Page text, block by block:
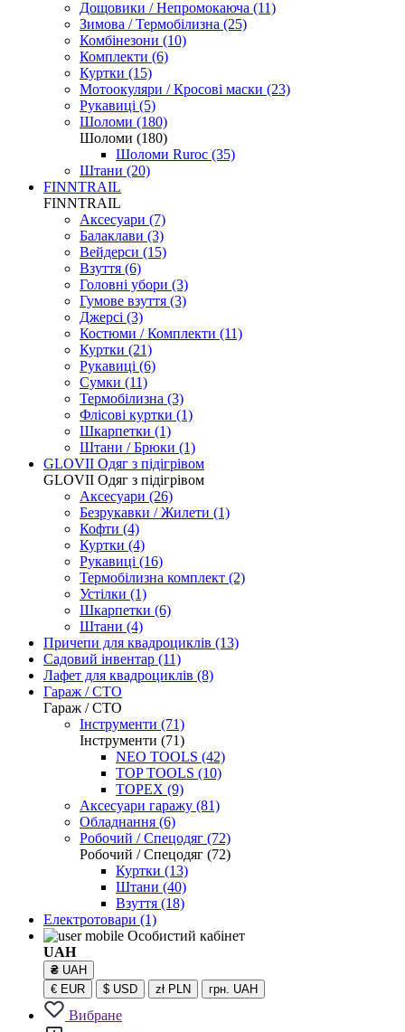
Дощовики / Непромокаюча (11)
Зимова / Термобілизна (25)
Комбінезони (10)
Комплекти (6)
Куртки (15)
Мотоокуляри / Кросові маски (23)
Рукавиці (5)
Шоломи (180)
Шоломи (180)
Шоломи Ruroc (35)
Штани (20)
FINNTRAIL
FINNTRAIL
Аксесуари (7)
Балаклави (3)
Вейдерси (15)
Взуття (6)
Головні убори (3)
Гумове взуття (3)
Джерсі (3)
Костюми / Комплекти (11)
Куртки (21)
Рукавиці (6)
Сумки (11)
Термобілизна (3)
Флісові куртки (1)
Шкарпетки (1)
Штани / Брюки (1)
GLOVII Одяг з підігрівом
GLOVII Одяг з підігрівом
Аксесуари (26)
Безрукавки / Жилети (1)
Кофти (4)
Куртки (4)
Рукавиці (16)
Термобілизна комплект (2)
Устілки (1)
Шкарпетки (6)
Штани (4)
Причепи для квадроциклів (13)
Садовий інвентар (11)
Лафет для квадроциклів (8)
Гараж / СТО
Гараж / СТО
Інструменти (71)
Інструменти (71)
NEO TOOLS (42)
TOP TOOLS (10)
TOPEX (9)
Аксесуари гаражу (81)
Обладнання (6)
Робочий / Спецодяг (72)
Робочий / Спецодяг (72)
Куртки (13)
Штани (40)
Взуття (18)
Електротовари (1)
Особистий кабінет
UAH
₴ UAH
€ EUR $ USD zł PLN грн. UAH
Вибране